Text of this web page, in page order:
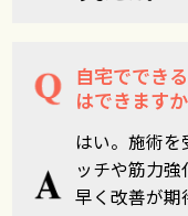
自宅ででき
はできます
はい。施術
ッチや筋力
早く改善が期